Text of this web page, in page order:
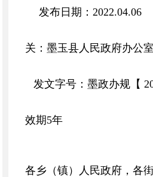
发布日期：
发
关：墨玉县人民政府办公室
发文字号：墨政办规
效期5年
各乡（镇）人民政府，各